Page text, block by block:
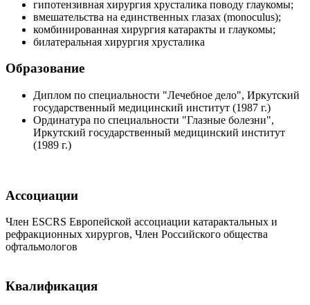
гипотензивная хирургия хрусталика поводу глаукомы;
вмешательства на единственных глазах (monoculus);
комбинированная хирургия катаракты и глаукомы;
билатеральная хирургия хрусталика
Образование
Диплом по специальности "Лечебное дело", Иркутский
государственный медицинский институт (1987 г.)
Ординатура по специальности "Глазные болезни",
Иркутский государственный медицинский институт
(1989 г.)
Ассоциации
Член ESCRS Европейской ассоциации катарактальных и
рефракционных хирургов, Член Российского общества
офтальмологов
Квалификация